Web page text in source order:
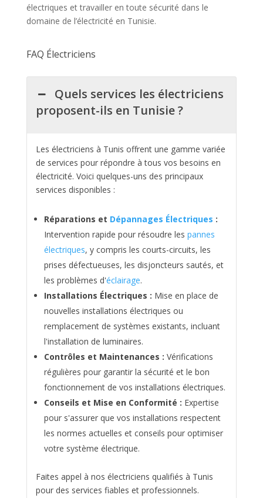
électriques et travailler en toute sécurité dans le
domaine de l’électricité en Tunisie.
FAQ Électriciens
Quels services les électriciens
proposent-ils en Tunisie ?
Les électriciens à Tunis offrent une gamme variée
de services pour répondre à tous vos besoins en
électricité. Voici quelques-uns des principaux
services disponibles :
Réparations et Dépannages Électriques :
Intervention rapide pour résoudre les pannes
électriques, y compris les courts-circuits, les
prises défectueuses, les disjoncteurs sautés, et
les problèmes d'éclairage.
Installations Électriques : Mise en place de
nouvelles installations électriques ou
remplacement de systèmes existants, incluant
l'installation de luminaires.
Contrôles et Maintenances : Vérifications
régulières pour garantir la sécurité et le bon
fonctionnement de vos installations électriques.
Conseils et Mise en Conformité : Expertise
pour s'assurer que vos installations respectent
les normes actuelles et conseils pour optimiser
votre système électrique.
Faites appel à nos électriciens qualifiés à Tunis
pour des services fiables et professionnels.